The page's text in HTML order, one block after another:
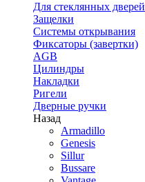
Для стеклянных дверей
Защелки
Системы открывания
Фиксаторы (завертки)
AGB
Цилиндры
Накладки
Ригели
Дверные ручки
Назад
Armadillo
Genesis
Sillur
Bussare